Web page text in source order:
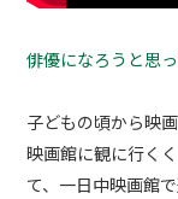
俳優になろうと思
子どもの頃から映
映画館に観に行く
て、一日中映画館